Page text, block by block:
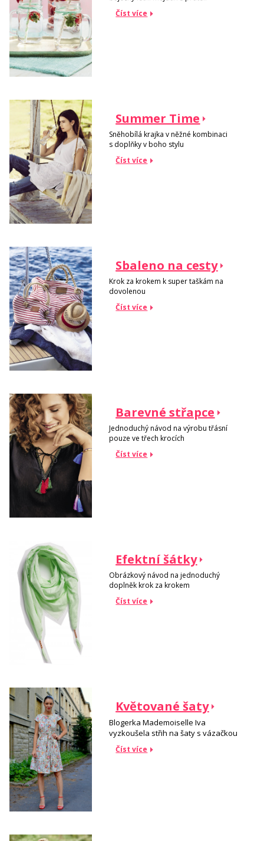
Číst více
Summer Time
Sněhobílá krajka v něžné kombinaci
s doplňky v boho stylu
Číst více
Sbaleno na cesty
Krok za krokem k super taškám na
dovolenou
Číst více
Barevné střapce
Jednoduchý návod na výrobu třásní
pouze ve třech krocích
Číst více
Efektní šátky
Obrázkový návod na jednoduchý
doplněk krok za krokem
Číst více
Květované šaty
Blogerka Mademoiselle Iva
vyzkoušela střih na šaty s vázačkou
Číst více